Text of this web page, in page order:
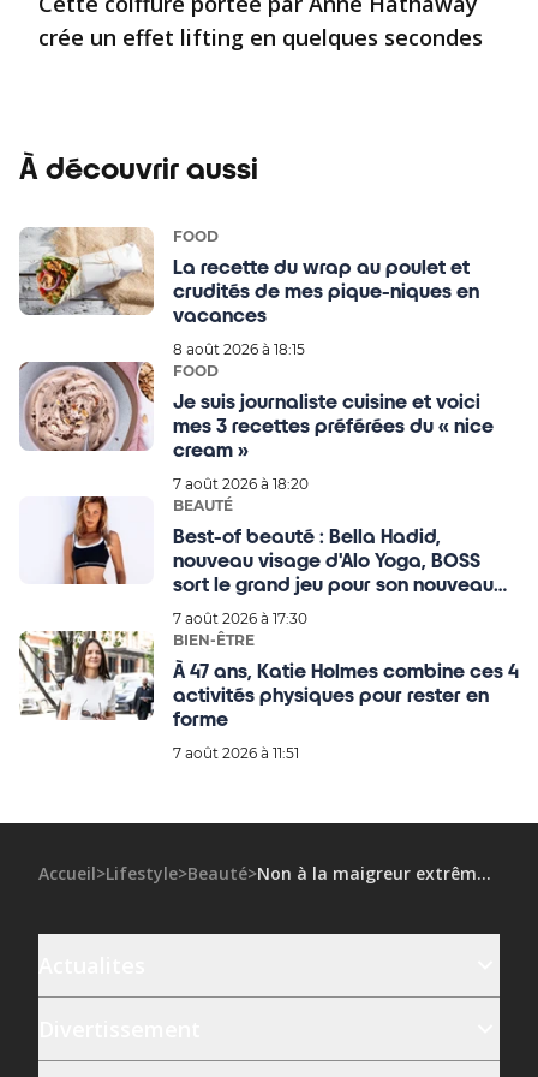
crée un effet lifting en quelques secondes
À découvrir aussi
FOOD
La recette du wrap au poulet et
crudités de mes pique-niques en
vacances
8 août 2026 à 18:15
FOOD
Je suis journaliste cuisine et voici
mes 3 recettes préférées du « nice
cream »
7 août 2026 à 18:20
BEAUTÉ
Best-of beauté : Bella Hadid,
nouveau visage d'Alo Yoga, BOSS
sort le grand jeu pour son nouveau
parfum
7 août 2026 à 17:30
BIEN-ÊTRE
À 47 ans, Katie Holmes combine ces 4
activités physiques pour rester en
forme
7 août 2026 à 11:51
Accueil>Lifestyle>Beauté> Non à la maigreur extrême : Anne Hathaway impose ses règles sur le tournage du Diable s'habille en Prada 2